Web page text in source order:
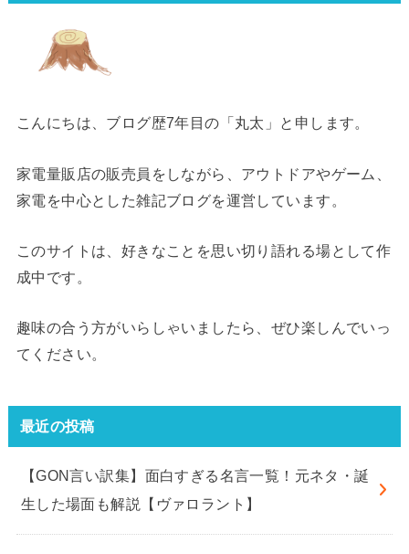
こんにちは、ブログ歴7年目の「丸太」と申します。
家電量販店の販売員をしながら、アウトドアやゲーム、
家電を中心とした雑記ブログを運営しています。
このサイトは、好きなことを思い切り語れる場として作
成中です。
趣味の合う方がいらしゃいましたら、ぜひ楽しんでいっ
てください。
最近の投稿
【GON言い訳集】面白すぎる名言一覧！元ネタ・誕
生した場面も解説【ヴァロラント】